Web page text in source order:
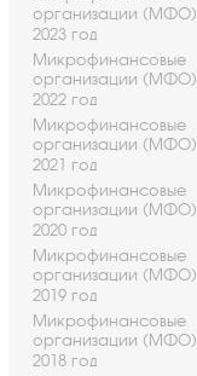
организации (МФО)
2023 год
Микрофинансовые
организации (МФО)
2022 год
Микрофинансовые
организации (МФО)
2021 год
Микрофинансовые
организации (МФО)
2020 год
Микрофинансовые
организации (МФО)
2019 год
Микрофинансовые
организации (МФО)
2018 год